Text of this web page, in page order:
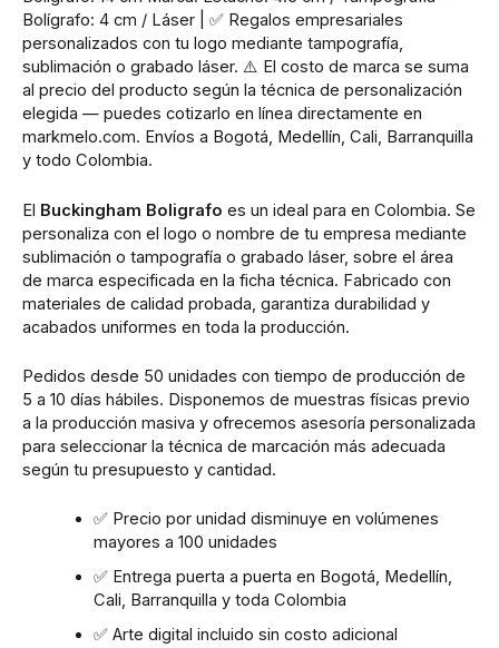
Bolígrafo: 4 cm / Láser | ✅ Regalos empresariales
personalizados con tu logo mediante tampografía,
sublimación o grabado láser. ⚠️ El costo de marca se suma
al precio del producto según la técnica de personalización
elegida — puedes cotizarlo en línea directamente en
markmelo.com. Envíos a Bogotá, Medellín, Cali, Barranquilla
y todo Colombia.
El Buckingham Boligrafo es un ideal para en Colombia. Se
personaliza con el logo o nombre de tu empresa mediante
sublimación o tampografía o grabado láser, sobre el área
de marca especificada en la ficha técnica. Fabricado con
materiales de calidad probada, garantiza durabilidad y
acabados uniformes en toda la producción.
Pedidos desde 50 unidades con tiempo de producción de
5 a 10 días hábiles. Disponemos de muestras físicas previo
a la producción masiva y ofrecemos asesoría personalizada
para seleccionar la técnica de marcación más adecuada
según tu presupuesto y cantidad.
✅ Precio por unidad disminuye en volúmenes
mayores a 100 unidades
✅ Entrega puerta a puerta en Bogotá, Medellín,
Cali, Barranquilla y toda Colombia
✅ Arte digital incluido sin costo adicional